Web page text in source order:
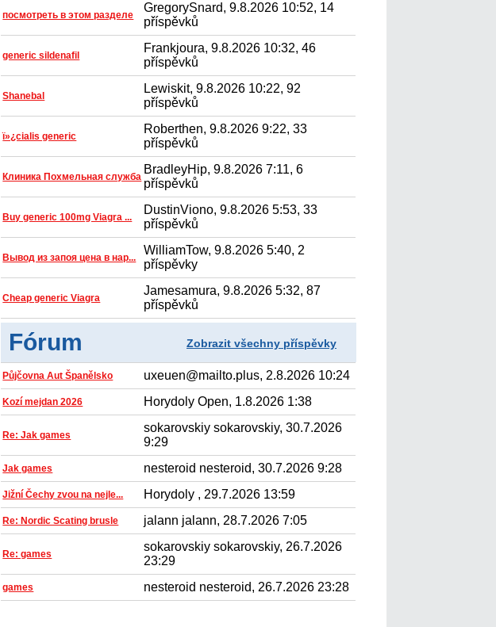
посмотреть в этом разделе
GregorySnard, 9.8.2026 10:52, 14
příspěvků
generic sildenafil
Frankjoura, 9.8.2026 10:32, 46
příspěvků
Shanebal
Lewiskit, 9.8.2026 10:22, 92
příspěvků
ï»¿cialis generic
Roberthen, 9.8.2026 9:22, 33
příspěvků
Клиника Похмельная служба
BradleyHip, 9.8.2026 7:11, 6
příspěvků
Buy generic 100mg Viagra ...
DustinViono, 9.8.2026 5:53, 33
příspěvků
Вывод из запоя цена в нар...
WilliamTow, 9.8.2026 5:40, 2
příspěvky
Cheap generic Viagra
Jamesamura, 9.8.2026 5:32, 87
příspěvků
Fórum Zobrazit všechny příspěvky
Půjčovna Aut Španělsko uxeuen@mailto.plus, 2.8.2026 10:24
Kozí mejdan 2026 Horydoly Open, 1.8.2026 1:38
Re: Jak games
sokarovskiy sokarovskiy, 30.7.2026
9:29
Jak games nesteroid nesteroid, 30.7.2026 9:28
Jižní Čechy zvou na nejle... Horydoly , 29.7.2026 13:59
Re: Nordic Scating brusle jalann jalann, 28.7.2026 7:05
Re: games
sokarovskiy sokarovskiy, 26.7.2026
23:29
games nesteroid nesteroid, 26.7.2026 23:28